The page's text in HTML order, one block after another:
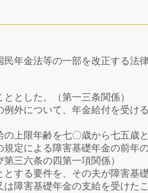
年金法等の一部を改正する法
とした。（第一三条関係）
について、年金給付を受け
限年齢を七〇歳から七五歳と
による障害基礎年金の前年
三六条の四第一項関係）
する要件を、その夫が障害基
障害基礎年金の支給を受けた